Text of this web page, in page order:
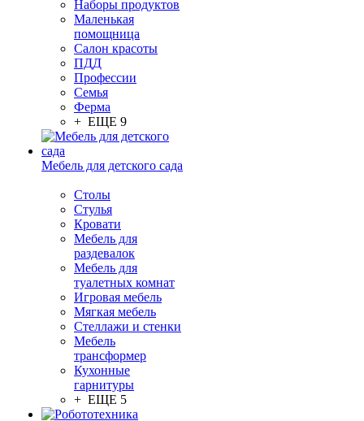
Наборы продуктов
Маленькая
помощница
Салон красоты
ПДД
Профессии
Семья
Ферма
+ ЕЩЕ 9
Мебель для детского сада
Столы
Cтулья
Кровати
Мебель для
раздевалок
Мебель для
туалетных комнат
Игровая мебель
Мягкая мебель
Стеллажи и стенки
Мебель
трансформер
Кухонные
гарнитуры
+ ЕЩЕ 5